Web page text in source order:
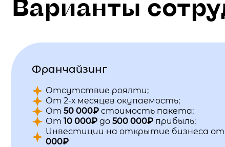
Варианты
Франчайзинг
Отсутствие роялти;
От 2-х месяцев окупаемость;
От 50 000₽ стоимость пакета;
От 10 000₽ до 500 000₽ прибыль;
Инвестиции на открытие бизнеса от
000₽